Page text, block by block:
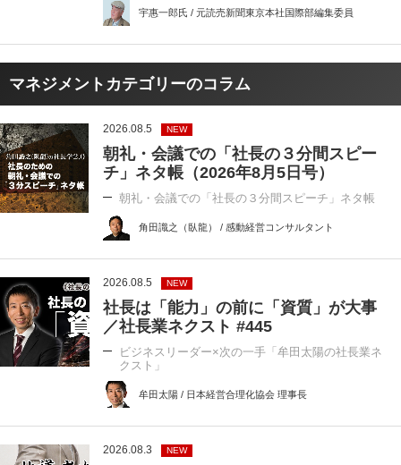
宇惠一郎氏 / 元読売新聞東京本社国際部編集委員
マネジメントカテゴリーのコラム
2026.08.5 NEW
朝礼・会議での「社長の３分間スピー
チ」ネタ帳（2026年8月5日号）
朝礼・会議での「社長の３分間スピーチ」ネタ帳
角田識之（臥龍） / 感動経営コンサルタント
2026.08.5 NEW
社長は「能力」の前に「資質」が大事
／社長業ネクスト #445
ビジネスリーダー×次の一手「牟田太陽の社長業ネ
クスト」
牟田太陽 / 日本経営合理化協会 理事長
2026.08.3 NEW